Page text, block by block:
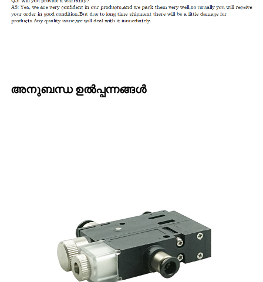
അനുബന്ധ ഉൽപ്പന്നങ്ങൾ